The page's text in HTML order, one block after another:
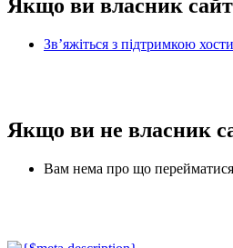
Якщо ви власник
Зв’яжіться з підтримкою
Якщо ви не власник
Вам нема про що